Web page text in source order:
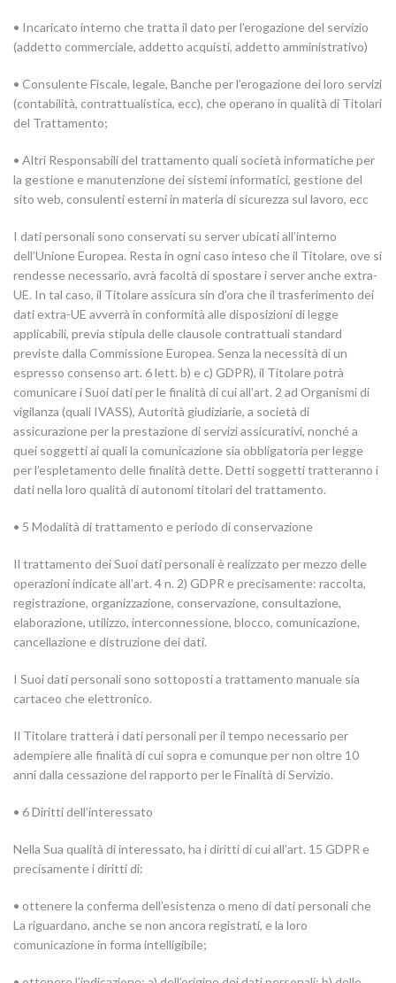
• Incaricato interno che tratta il dato per l’erogazione del servizio
(addetto commerciale, addetto acquisti, addetto amministrativo)
• Consulente Fiscale, legale, Banche per l’erogazione dei loro servizi
(contabilità, contrattualistica, ecc), che operano in qualità di Titolari
del Trattamento;
• Altri Responsabili del trattamento quali società informatiche per
la gestione e manutenzione dei sistemi informatici, gestione del
sito web, consulenti esterni in materia di sicurezza sul lavoro, ecc
I dati personali sono conservati su server ubicati all’interno
dell’Unione Europea. Resta in ogni caso inteso che il Titolare, ove si
rendesse necessario, avrà facoltà di spostare i server anche extra-
UE. In tal caso, il Titolare assicura sin d’ora che il trasferimento dei
dati extra-UE avverrà in conformità alle disposizioni di legge
applicabili, previa stipula delle clausole contrattuali standard
previste dalla Commissione Europea. Senza la necessità di un
espresso consenso art. 6 lett. b) e c) GDPR), il Titolare potrà
comunicare i Suoi dati per le finalità di cui all’art. 2 ad Organismi di
vigilanza (quali IVASS), Autorità giudiziarie, a società di
assicurazione per la prestazione di servizi assicurativi, nonché a
quei soggetti ai quali la comunicazione sia obbligatoria per legge
per l’espletamento delle finalità dette. Detti soggetti tratteranno i
dati nella loro qualità di autonomi titolari del trattamento.
• 5 Modalità di trattamento e periodo di conservazione
Il trattamento dei Suoi dati personali è realizzato per mezzo delle
operazioni indicate all’art. 4 n. 2) GDPR e precisamente: raccolta,
registrazione, organizzazione, conservazione, consultazione,
elaborazione, utilizzo, interconnessione, blocco, comunicazione,
cancellazione e distruzione dei dati.
I Suoi dati personali sono sottoposti a trattamento manuale sia
cartaceo che elettronico.
Il Titolare tratterà i dati personali per il tempo necessario per
adempiere alle finalità di cui sopra e comunque per non oltre 10
anni dalla cessazione del rapporto per le Finalità di Servizio.
• 6 Diritti dell’interessato
Nella Sua qualità di interessato, ha i diritti di cui all’art. 15 GDPR e
precisamente i diritti di:
• ottenere la conferma dell’esistenza o meno di dati personali che
La riguardano, anche se non ancora registrati, e la loro
comunicazione in forma intelligibile;